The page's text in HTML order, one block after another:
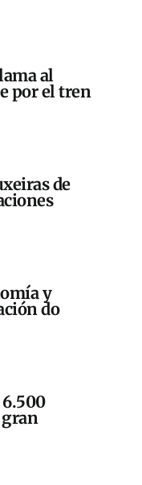
al
por el tren
de
y
do
gran